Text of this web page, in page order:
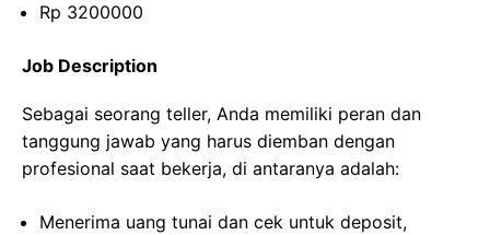
Rp 3200000
Job Description
Sebagai seorang teller, Anda memiliki peran dan
tanggung jawab yang harus diemban dengan
profesional saat bekerja, di antaranya adalah:
Menerima uang tunai dan cek untuk deposit,